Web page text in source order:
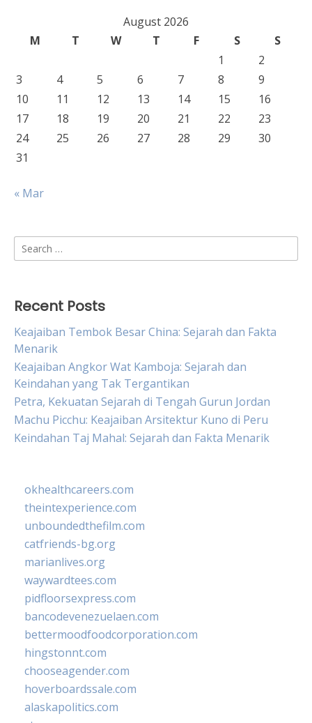
August 2026
M
T W T F S
S
1
2
3
4 5 6 7 8
9
10
11 12 13 14 15
16
17
18 19 20 21 22
23
24
25 26 27 28 29
30
31
« Mar
Search
for:
Recent Posts
Keajaiban Tembok Besar China: Sejarah dan Fakta
Menarik
Keajaiban Angkor Wat Kamboja: Sejarah dan
Keindahan yang Tak Tergantikan
Petra, Kekuatan Sejarah di Tengah Gurun Jordan
Machu Picchu: Keajaiban Arsitektur Kuno di Peru
Keindahan Taj Mahal: Sejarah dan Fakta Menarik
okhealthcareers.com
theintexperience.com
unboundedthefilm.com
catfriends-bg.org
marianlives.org
waywardtees.com
pidfloorsexpress.com
bancodevenezuelaen.com
bettermoodfoodcorporation.com
hingstonnt.com
chooseagender.com
hoverboardssale.com
alaskapolitics.com